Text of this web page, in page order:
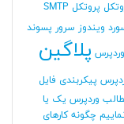
پروتکل SMTP
ویندوز سرور پسوند
پلاگین
پیکربندی فایل
وردپرس یک یا
چگونه کارهای